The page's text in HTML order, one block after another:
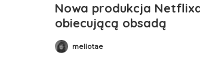
Nowa produkcja
obiecującą obsadą
Posted
by
meliotae